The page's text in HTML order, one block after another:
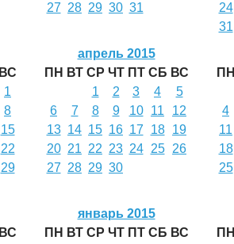
27 28 29 30 31
24
31
ВС
1
8
15
22
29
апрель 2015
ПН ВТ СР ЧТ ПТ СБ ВС
1
2 3 4
5
6
7 8 9 10 11
12
13 14 15 16 17 18
19
20 21 22 23 24 25
26
27 28 29 30
ПН
4
11
18
25
ВС
январь 2015
ПН ВТ СР ЧТ ПТ СБ ВС
ПН